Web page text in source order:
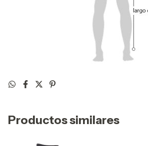
Productos similares